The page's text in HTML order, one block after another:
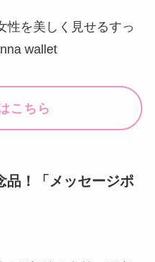
性を美しく見せるすっ
wallet
こちら
品！「メッセージポ